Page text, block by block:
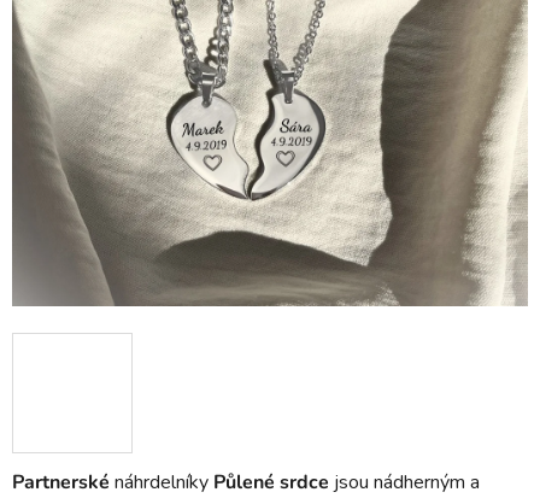
Partnerské náhrdelníky Půlené srdce jsou nádherným a